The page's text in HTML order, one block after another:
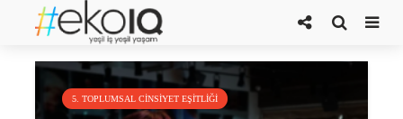
Kadın Yüzler Festivali
5. TOPLUMSAL CINSIYET EŞITLIĞI